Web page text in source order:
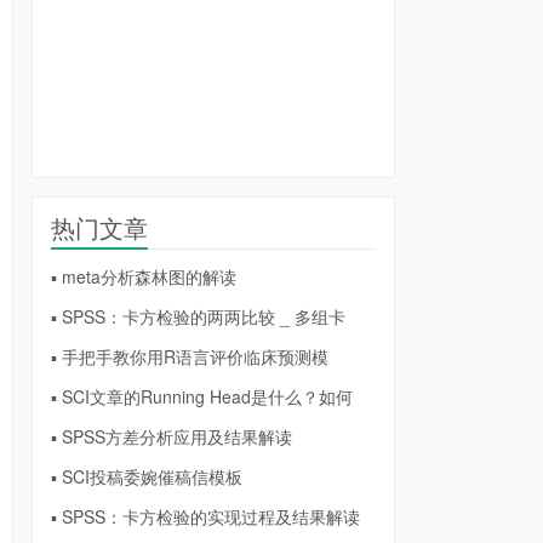
热门文章
▪ meta分析森林图的解读
▪ SPSS：卡方检验的两两比较 _ 多组卡
▪ 手把手教你用R语言评价临床预测模
▪ SCI文章的Running Head是什么？如何
▪ SPSS方差分析应用及结果解读
▪ SCI投稿委婉催稿信模板
▪ SPSS：卡方检验的实现过程及结果解读